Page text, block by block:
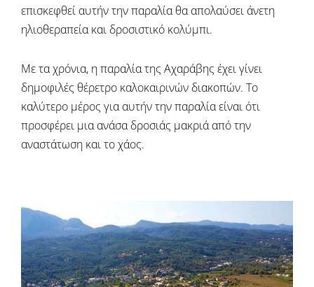
επισκεφθεί αυτήν την παραλία θα απολαύσει άνετη
ηλιοθεραπεία και δροσιστικό κολύμπι.
Με τα χρόνια, η παραλία της Αχαράβης έχει γίνει
δημοφιλές θέρετρο καλοκαιρινών διακοπών. Το
καλύτερο μέρος για αυτήν την παραλία είναι ότι
προσφέρει μια ανάσα δροσιάς μακριά από την
αναστάτωση και το χάος.